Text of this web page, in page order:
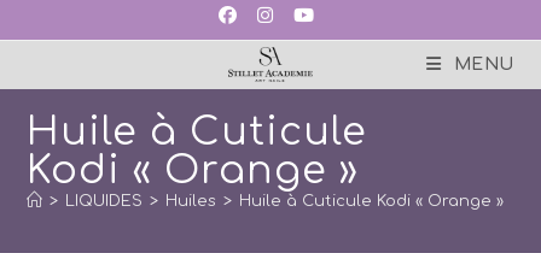
MENU
Huile à Cuticule
Kodi « Orange »
> LIQUIDES > Huiles > Huile à Cuticule Kodi « Orange »